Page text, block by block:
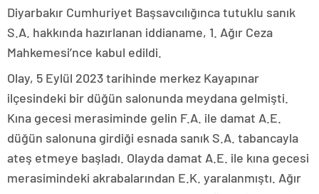
Diyarbakır Cumhuriyet Başsavcılığınca tutuklu sanık
S.A. hakkında hazırlanan iddianame, 1. Ağır Ceza
Mahkemesi’nce kabul edildi.
Olay, 5 Eylül 2023 tarihinde merkez Kayapınar
ilçesindeki bir düğün salonunda meydana gelmişti.
Kına gecesi merasiminde gelin F.A. ile damat A.E.
düğün salonuna girdiği esnada sanık S.A. tabancayla
ateş etmeye başladı. Olayda damat A.E. ile kına gecesi
merasimindeki akrabalarından E.K. yaralanmıştı. Ağır